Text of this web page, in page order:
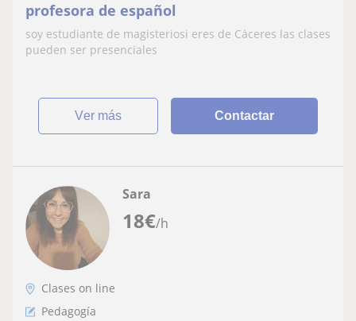
profesora de español
soy estudiante de magisteriosi eres de Cáceres las clases
pueden ser presenciales
ver más Contactar
18€/h
Sara
Clases on line
Pedagogía